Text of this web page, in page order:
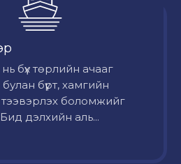
бүх төрлийн ачааг
бүрт, хамгийн
боломжийг
дэлхийн аль...